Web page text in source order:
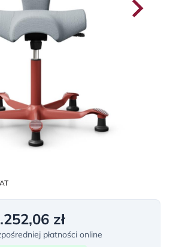
zł
płatności online